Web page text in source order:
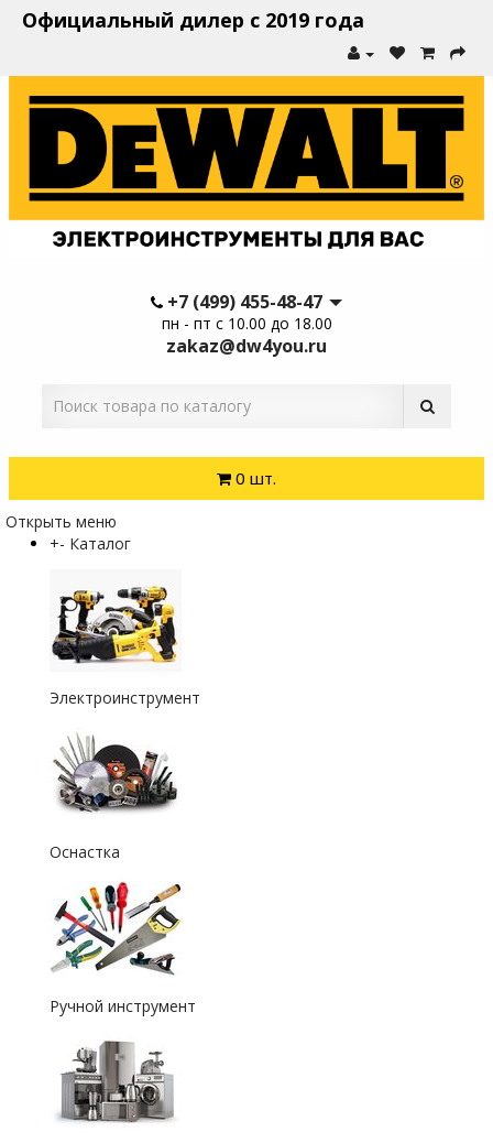
Официальный дилер с 2019 года
+7 (499) 455-48-47
пн - пт с 10.00 до 18.00
zakaz@dw4you.ru
0 шт.
Открыть меню
+- Каталог
Электроинструмент
Оснастка
Ручной инструмент